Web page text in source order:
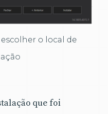
escolher o local de
que foi